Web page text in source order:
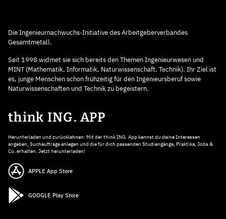
Die Ingenieurnachwuchs-Initiative des Arbeitgeberverbandes
Gesamtmetall.
Seit 1998 widmet sie sich bereits den Themen Ingenieurwesen und
MINT (Mathematik, Informatik, Naturwissenschaft, Technik). Ihr Ziel ist
es, junge Menschen schon frühzeitig für den Ingenieursberuf sowie
Naturwissenschaften und Technik zu begeistern.
think ING. APP
Herunterladen und zurücklehnen: Mit der think ING. App kannst du deine Interessen
angeben, Suchaufträge anlegen und die für dich passenden Studiengänge, Praktika, Jobs &
Co. erhalten. Jetzt herunterladen!
APPLE App Store
GOOGLE Play Store